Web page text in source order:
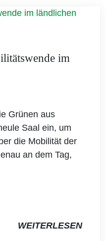
im
Grünen aus
Saal ein, um
die Mobilität der
an dem Tag,
WEITERLESEN